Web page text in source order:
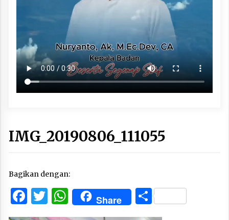
IMG_20190806_111055
Bagikan dengan:
Facebook
Twitter
WhatsApp
Share Share